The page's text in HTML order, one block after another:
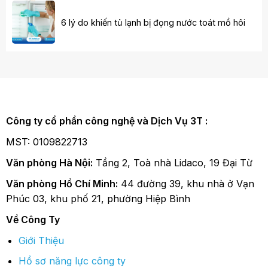
6 lý do khiến tủ lạnh bị đọng nước toát mồ hôi
Công ty cổ phần công nghệ và Dịch Vụ 3T :
MST: 0109822713
Văn phòng Hà Nội: Tầng 2, Toà nhà Lidaco, 19 Đại Từ
Văn phòng Hồ Chí Minh: 44 đường 39, khu nhà ở Vạn
Phúc 03, khu phố 21, phường Hiệp Bình
Về Công Ty
Giới Thiệu
Hồ sơ năng lực công ty